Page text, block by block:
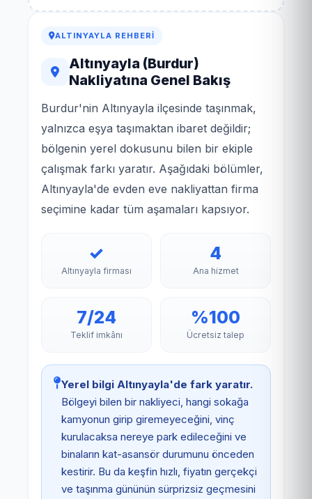
ALTINYAYLA REHBERI
Altınyayla (Burdur)
Nakliyatına Genel Bakış
Burdur'nin Altınyayla ilçesinde taşınmak,
yalnızca eşya taşımaktan ibaret değildir;
bölgenin yerel dokusunu bilen bir ekiple
çalışmak farkı yaratır. Aşağıdaki bölümler,
Altınyayla'de evden eve nakliyattan firma
seçimine kadar tüm aşamaları kapsıyor.
✓
Altınyayla firması
4
Ana hizmet
7/24
Teklif imkânı
%100
Ücretsiz talep
Yerel bilgi Altınyayla'de fark yaratır.
Bölgeyi bilen bir nakliyeci, hangi sokağa
kamyonun girip giremeyeceğini, vinç
kurulacaksa nereye park edileceğini ve
binaların kat-asansör durumunu önceden
kestirir. Bu da keşfin hızlı, fiyatın gerçekçi
ve taşınma gününün sürprizsiz geçmesini